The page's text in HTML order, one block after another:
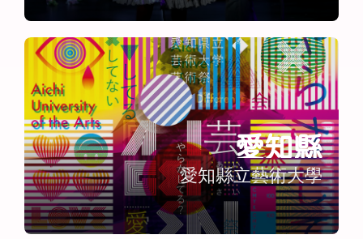
愛知縣
愛知縣立藝術大學